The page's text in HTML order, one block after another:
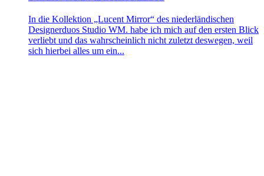
In die Kollektion „Lucent Mirror“ des niederländischen
Designerduos Studio WM. habe ich mich auf den ersten Blick
verliebt und das wahrscheinlich nicht zuletzt deswegen, weil
sich hierbei alles um ein...